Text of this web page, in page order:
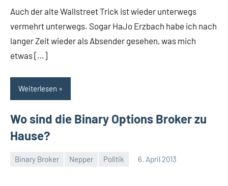
Auch der alte Wallstreet Trick ist wieder unterwegs
vermehrt unterwegs. Sogar HaJo Erzbach habe ich nach
langer Zeit wieder als Absender gesehen, was mich
etwas […]
Weiterlesen
Wo sind die Binary Options Broker zu
Hause?
Binary Broker Nepper Politik 6. April 2013
Thomas